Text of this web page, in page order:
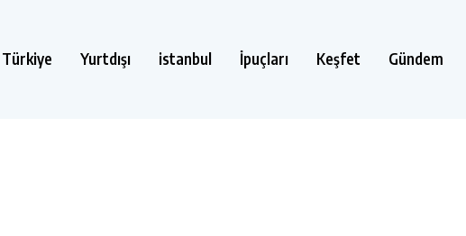
Türkiye Yurtdışı istanbul İpuçları Keşfet Gündem